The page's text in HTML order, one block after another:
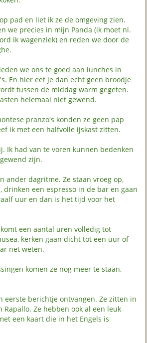
pad en liet ik ze de omgeving zien.
we precies in mijn Panda (ik moet nl.
ik wagenziek) en reden we door de
we ons te goed aan lunches in
En hier eet je dan echt geen broodje
tussen de middag warm gegeten.
helemaal niet gewend.
pranzo's konden ze geen pap
ik met een halfvolle ijskast zitten.
Ik had van te voren kunnen bedenken
zijn.
ander dagritme. Ze staan vroeg op,
een espresso in de bar en gaan
uur en dan is het tijd voor het
een aantal uren volledig tot
kerken gaan dicht tot een uur of
net weten.
komen ze nog meer te staan,
eerste berichtje ontvangen. Ze zitten in
Ze hebben ook al een leuk
een kaart die in het Engels is